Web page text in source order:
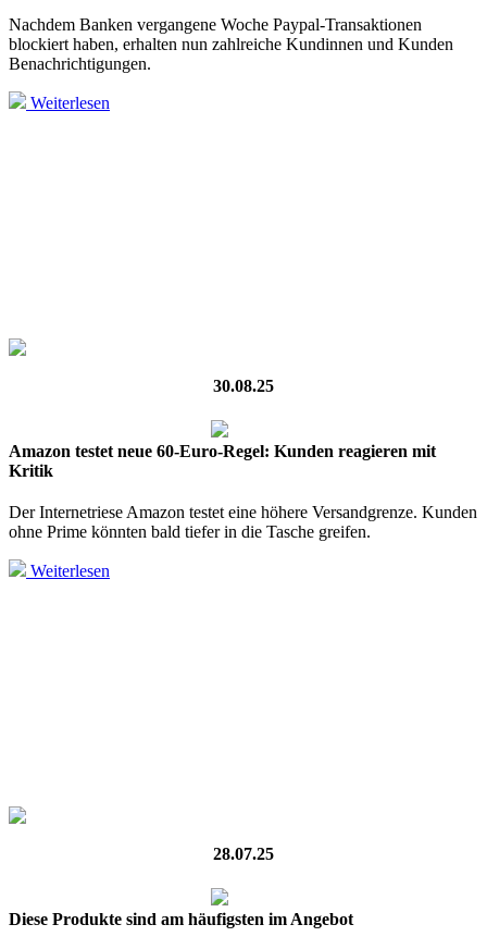
Nachdem Banken vergangene Woche Paypal-Transaktionen
blockiert haben, erhalten nun zahlreiche Kundinnen und Kunden
Benachrichtigungen.
Weiterlesen
30.08.25
Amazon testet neue 60-Euro-Regel: Kunden reagieren mit
Kritik
Der Internetriese Amazon testet eine höhere Versandgrenze. Kunden
ohne Prime könnten bald tiefer in die Tasche greifen.
Weiterlesen
28.07.25
Diese Produkte sind am häufigsten im Angebot